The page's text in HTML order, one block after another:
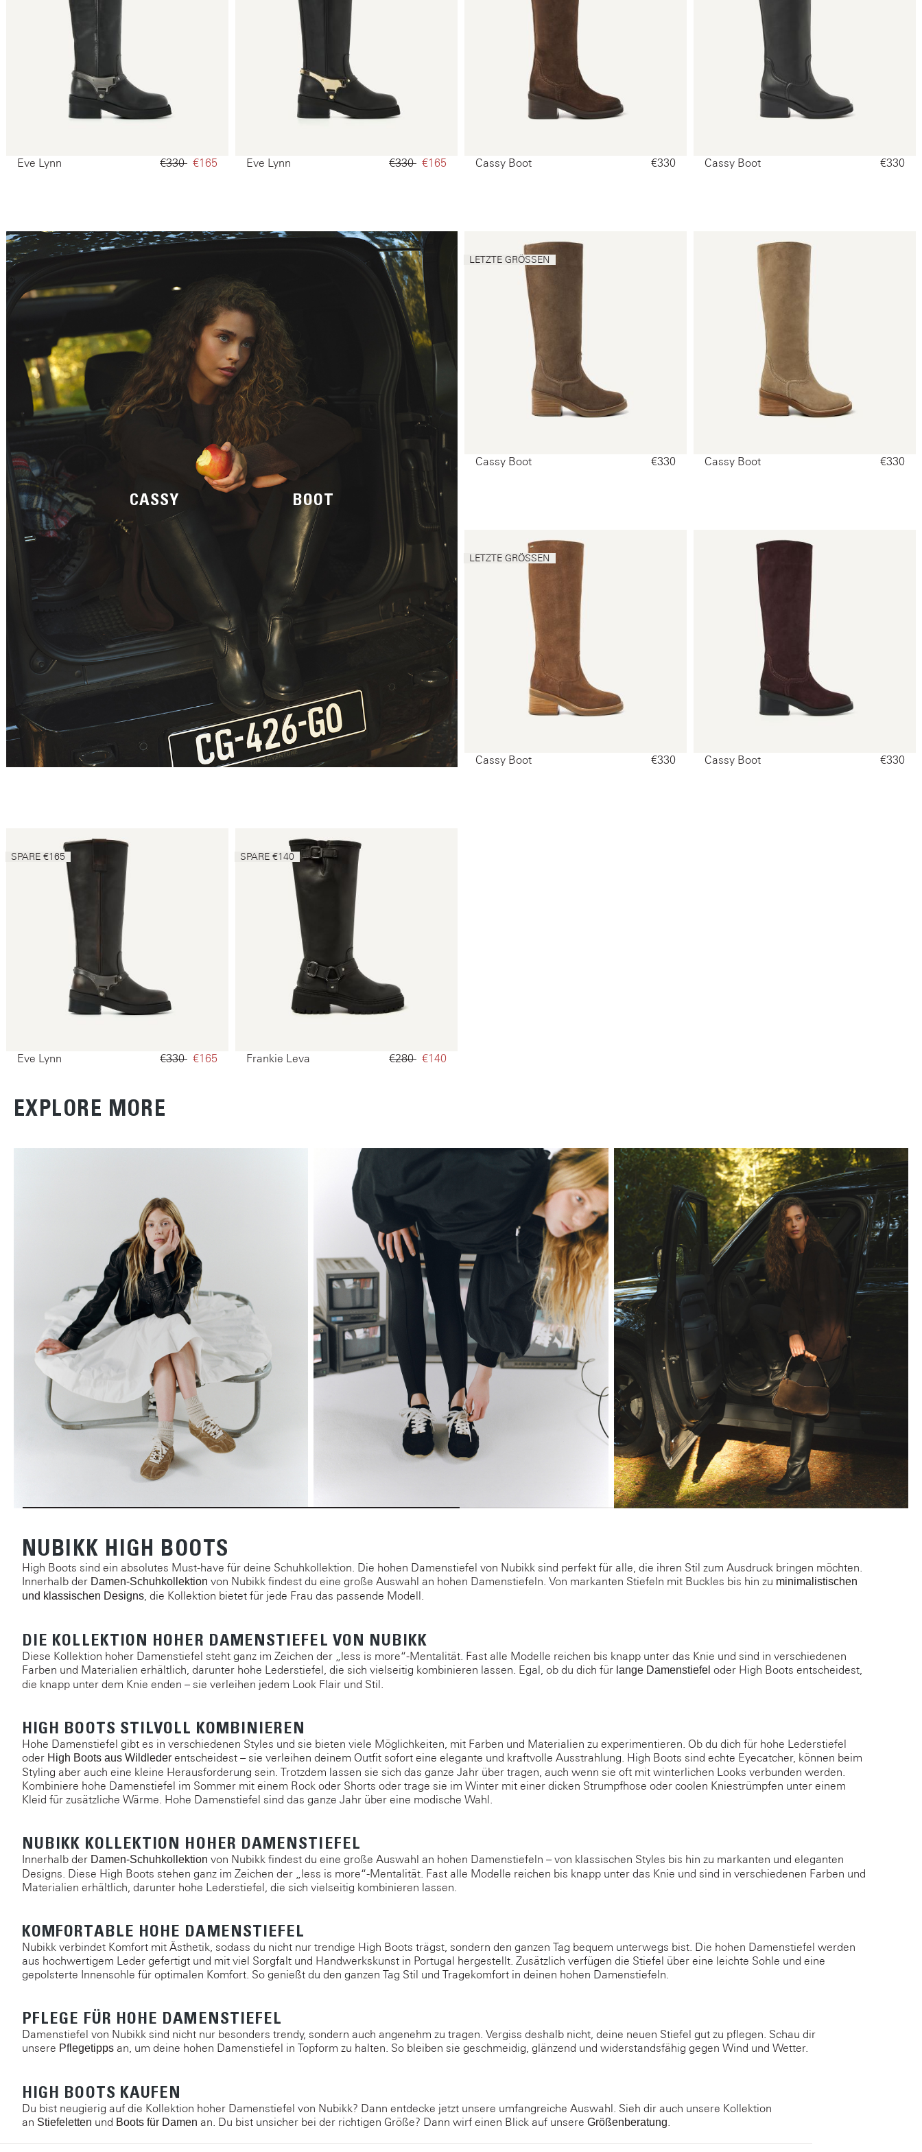
Eve Lynn €330‌ €165‌ Eve Lynn €330‌ €165‌ Cassy Boot €330‌ Cassy Boot €330‌
CASSY BOOT
LETZTE GRÖSSEN
Cassy Boot €330‌ Cassy Boot €330‌
LETZTE GRÖSSEN
Cassy Boot €330‌ Cassy Boot €330‌
SPARE €165
Eve Lynn €330‌ €165‌
SPARE €140
Frankie Leva €280‌ €140‌
EXPLORE MORE
NUBIKK HIGH BOOTS
High Boots sind ein absolutes Must-have für deine Schuhkollektion. Die hohen Damenstiefel von Nubikk sind perfekt für alle, die ihren Stil zum Ausdruck bringen möchten.
Innerhalb der Damen-Schuhkollektion von Nubikk findest du eine große Auswahl an hohen Damenstiefeln. Von markanten Stiefeln mit Buckles bis hin zu minimalistischen
und klassischen Designs , die Kollektion bietet für jede Frau das passende Modell.
DIE KOLLEKTION HOHER DAMENSTIEFEL VON NUBIKK
Diese Kollektion hoher Damenstiefel steht ganz im Zeichen der „less is more“-Mentalität. Fast alle Modelle reichen bis knapp unter das Knie und sind in verschiedenen
Farben und Materialien erhältlich, darunter hohe Lederstiefel, die sich vielseitig kombinieren lassen. Egal, ob du dich für ange Damenstiefel oder High Boots entscheidest,
die knapp unter dem Knie enden – sie verleihen jedem Look Flair und Stil.
HIGH BOOTS STILVOLL KOMBINIEREN
Hohe Damenstiefel gibt es in verschiedenen Styles und sie bieten viele Möglichkeiten, mit Farben und Materialien zu experimentieren. Ob du dich für hohe Lederstiefel
oder High Boots aus Wildleder entscheidest – sie verleihen deinem Outfit sofort eine elegante und kraftvolle Ausstrahlung. High Boots sind echte Eyecatcher, können beim
Styling aber auch eine kleine Herausforderung sein. Trotzdem lassen sie sich das ganze Jahr über tragen, auch wenn sie oft mit winterlichen Looks verbunden werden.
Kombiniere hohe Damenstiefel im Sommer mit einem Rock oder Shorts oder trage sie im Winter mit einer dicken Strumpfhose oder coolen Kniestrümpfen unter einem
Kleid für zusätzliche Wärme. Hohe Damenstiefel sind das ganze Jahr über eine modische Wahl.
NUBIKK KOLLEKTION HOHER DAMENSTIEFEL
Innerhalb der Damen-Schuhkollektion von Nubikk findest du eine große Auswahl an hohen Damenstiefeln – von klassischen Styles bis hin zu markanten und eleganten
Designs. Diese High Boots stehen ganz im Zeichen der „less is more“-Mentalität. Fast alle Modelle reichen bis knapp unter das Knie und sind in verschiedenen Farben und
Materialien erhältlich, darunter hohe Lederstiefel, die sich vielseitig kombinieren lassen.
KOMFORTABLE HOHE DAMENSTIEFEL
Nubikk verbindet Komfort mit Ästhetik, sodass du nicht nur trendige High Boots trägst, sondern den ganzen Tag bequem unterwegs bist. Die hohen Damenstiefel werden
aus hochwertigem Leder gefertigt und mit viel Sorgfalt und Handwerkskunst in Portugal hergestellt. Zusätzlich verfügen die Stiefel über eine leichte Sohle und eine
gepolsterte Innensohle für optimalen Komfort. So genießt du den ganzen Tag Stil und Tragekomfort in deinen hohen Damenstiefeln.
PFLEGE FÜR HOHE DAMENSTIEFEL
Damenstiefel von Nubikk sind nicht nur besonders trendy, sondern auch angenehm zu tragen. Vergiss deshalb nicht, deine neuen Stiefel gut zu pflegen. Schau dir
unsere Pflegetipps an, um deine hohen Damenstiefel in Topform zu halten. So bleiben sie geschmeidig, glänzend und widerstandsfähig gegen Wind und Wetter.
HIGH BOOTS KAUFEN
Du bist neugierig auf die Kollektion hoher Damenstiefel von Nubikk? Dann entdecke jetzt unsere umfangreiche Auswahl. Sieh dir auch unsere Kollektion
an Stiefeletten und Boots für Damen an. Du bist unsicher bei der richtigen Größe? Dann wirf einen Blick auf unsere Größenberatung